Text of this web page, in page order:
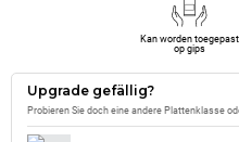
Upgrade gefällig?
Probieren Sie doch eine andere Plattenklasse
Kan worden toegepast
op gips